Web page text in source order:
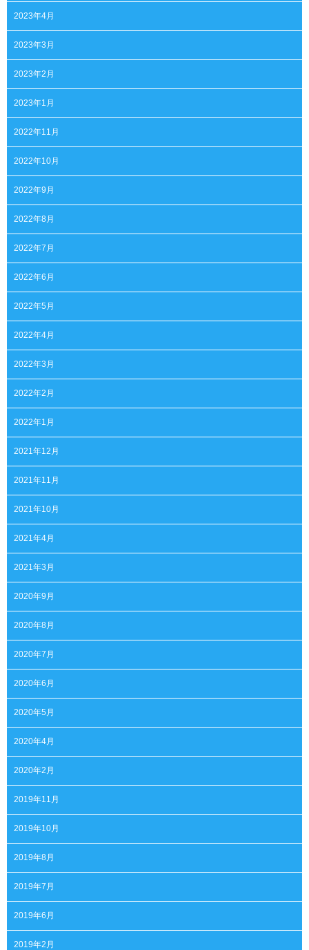
2023年4月
2023年3月
2023年2月
2023年1月
2022年11月
2022年10月
2022年9月
2022年8月
2022年7月
2022年6月
2022年5月
2022年4月
2022年3月
2022年2月
2022年1月
2021年12月
2021年11月
2021年10月
2021年4月
2021年3月
2020年9月
2020年8月
2020年7月
2020年6月
2020年5月
2020年4月
2020年2月
2019年11月
2019年10月
2019年8月
2019年7月
2019年6月
2019年2月